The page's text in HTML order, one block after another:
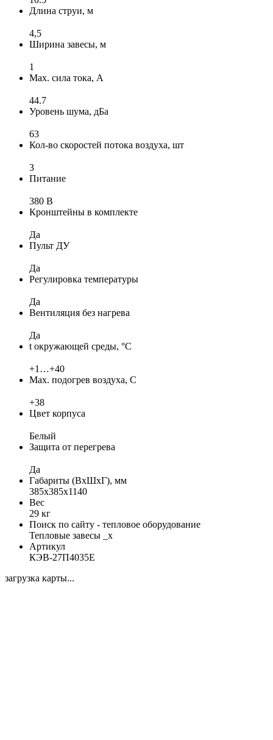
Длина струи, м
4,5
Ширина завесы, м
1
Max. сила тока, А
44.7
Уровень шума, дБа
63
Кол-во скоростей потока воздуха, шт
3
Питание
380 В
Кронштейны в комплекте
Да
Пульт ДУ
Да
Регулировка температуры
Да
Вентиляция без нагрева
Да
t окружающей среды, °C
+1…+40
Max. подогрев воздуха, C
+38
Цвет корпуса
Белый
Защита от перегрева
Да
Габариты (ВхШхГ), мм
385x385x1140
Вес
29 кг
Поиск по сайту - тепловое оборудование
Тепловые завесы _x
Артикул
КЭВ-27П4035E
загрузка карты...